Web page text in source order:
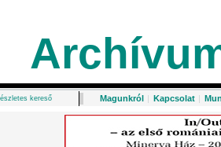
kereső Magunkról | Kapcsolat |